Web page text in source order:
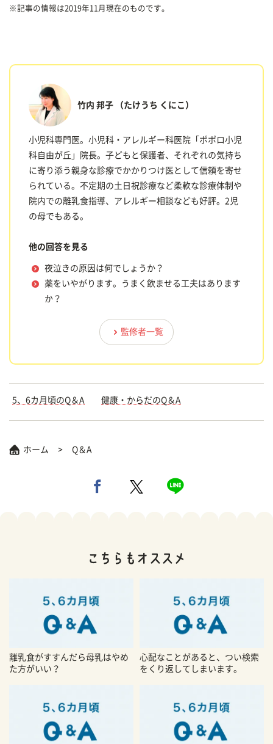
※記事の情報は2019年11月現在のものです。
竹内 邦子 （たけうち くにこ）
小児科専門医。小児科・アレルギー科医院「ポポロ小児
科自由が丘」院長。子どもと保護者、それぞれの気持ち
に寄り添う親身な診療でかかりつけ医として信頼を寄せ
られている。不定期の土日祝診療など柔軟な診療体制や
院内での離乳食指導、アレルギー相談なども好評。2児
の母でもある。
他の回答を見る
夜泣きの原因は何でしょうか？
薬をいやがります。うまく飲ませる工夫はあります
か？
監修者一覧
5、6カ月頃のQ＆A 健康・からだのQ＆A
ホーム Q＆A
離乳食がすすんだら母乳はやめ
た方がいい？
心配なことがあると、つい検索
をくり返してしまいます。